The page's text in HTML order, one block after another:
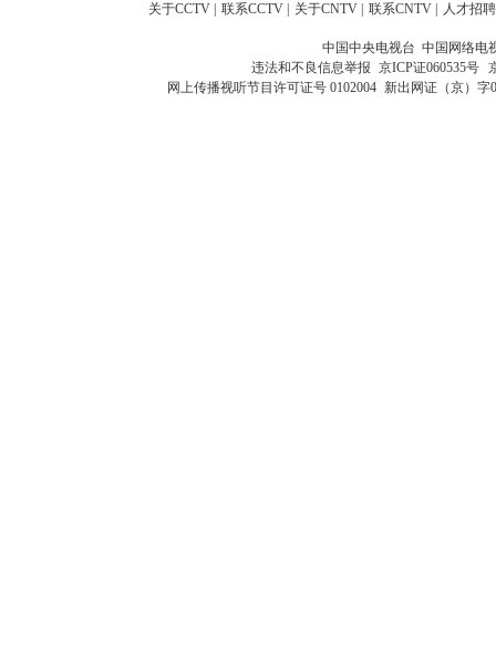
关于CCTV 联系CCTV 关于CNTV 联系CNTV 人才招聘
中国中央电视台 中国网络电
违法和不良信息举报 京ICP证060535号
网上传播视听节目许可证号 0102004 新出网证（京）